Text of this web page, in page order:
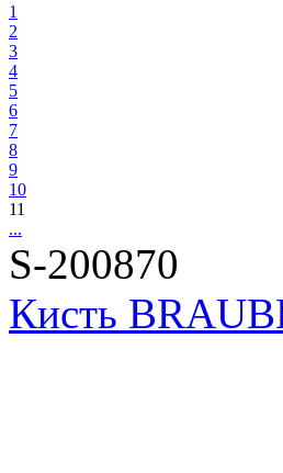
1
2
3
4
5
6
7
8
9
10
11
...
S-200870
Кисть